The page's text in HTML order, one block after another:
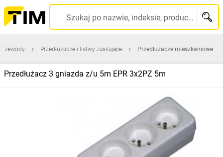
Szukaj po nazwie, indeksie, producencie, kodzie kreskowym...
Przedłużacze i listwy zasilające Przedłużacze mieszkaniowe
Przedłużacz 3 gniazda z/u 5m EPR 3x2PZ 5m